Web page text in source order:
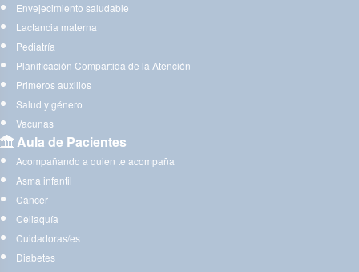
Envejecimiento saludable
Lactancia materna
Pediatría
Planificación Compartida de la Atención
Primeros auxilios
Salud y género
Vacunas
Aula de Pacientes
Acompañando a quien te acompaña
Asma infantil
Cáncer
Celiaquía
Cuidadoras/es
Diabetes